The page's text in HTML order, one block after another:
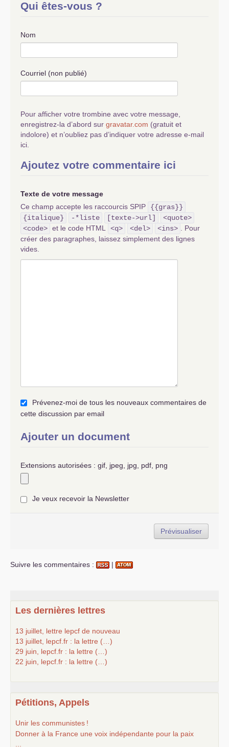
Qui êtes-vous ?
Nom
Courriel (non publié)
Pour afficher votre trombine avec votre message,
enregistrez-la d’abord sur gravatar.com (gratuit et
indolore) et n’oubliez pas d’indiquer votre adresse e-mail
ici.
Ajoutez votre commentaire ici
Texte de votre message
Ce champ accepte les raccourcis SPIP
{{gras}}
{italique}
-*liste [texte->url]
<quote>
<code> et le code HTML <q> <del> <ins>
. Pour
créer des paragraphes, laissez simplement des lignes
vides.
Prévenez-moi de tous les nouveaux commentaires de
cette discussion par email
Ajouter un document
Extensions autorisées : gif, jpeg, jpg, pdf, png
Je veux recevoir la Newsletter
Suivre les commentaires : |
Les dernières lettres
13 juillet, lettre lepcf de nouveau
13 juillet, lepcf.fr : la lettre (…)
29 juin, lepcf.fr : la lettre (…)
22 juin, lepcf.fr : la lettre (…)
Pétitions, Appels
Unir les communistes !
Donner à la France une voix indépendante pour la paix